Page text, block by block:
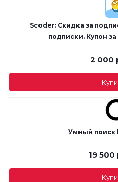
Scoder: Скидка за
подписки. Купон
2 000
Умный поиск
19 500